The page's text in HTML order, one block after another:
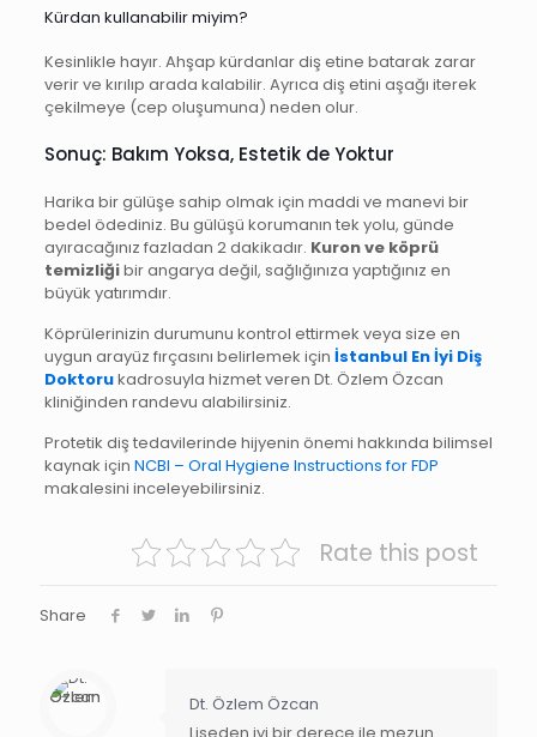
Kürdan kullanabilir miyim?
Kesinlikle hayır. Ahşap kürdanlar diş etine batarak zarar
verir ve kırılıp arada kalabilir. Ayrıca diş etini aşağı iterek
çekilmeye (cep oluşumuna) neden olur.
Sonuç: Bakım Yoksa, Estetik de Yoktur
Harika bir gülüşe sahip olmak için maddi ve manevi bir
bedel ödediniz. Bu gülüşü korumanın tek yolu, günde
ayıracağınız fazladan 2 dakikadır. Kuron ve köprü
temizliğibir angarya değil, sağlığınıza yaptığınız en
büyük yatırımdır.
Köprülerinizin durumunu kontrol ettirmek veya size en
uygun arayüz fırçasını belirlemek için İstanbul En İyi Diş
Doktorukadrosuyla hizmet veren Dt. Özlem Özcan
kliniğinden randevu alabilirsiniz.
Protetik diş tedavilerinde hijyenin önemi hakkında bilimsel
kaynak için NCBI – Oral Hygiene Instructions for FDP
makalesini inceleyebilirsiniz.
Rate this post
Share
Dt. Özlem Özcan